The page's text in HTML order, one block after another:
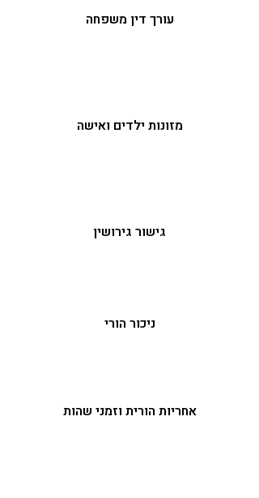
עורך דין משפחה
מזונות ילדים ואישה
גישור גירושין
ניכור הורי
אחריות הורית וזמני שהות